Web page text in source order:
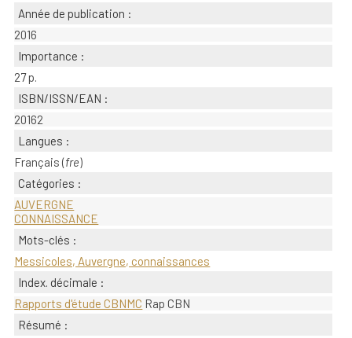
Année de publication :
2016
Importance :
27 p.
ISBN/ISSN/EAN :
20162
Langues :
Français (fre)
Catégories :
AUVERGNE
CONNAISSANCE
Mots-clés :
Messicoles, Auvergne, connaissances
Index. décimale :
Rapports d'étude CBNMC Rap CBN
Résumé :